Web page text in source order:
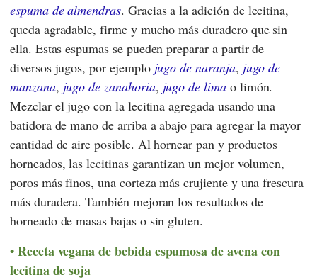
espuma de almendras. Gracias a la adición de lecitina,
queda agradable, firme y mucho más duradero que sin
ella. Estas espumas se pueden preparar a partir de
diversos jugos, por ejemplo jugo de naranja, jugo de
manzana, jugo de zanahoria, jugo de limao limón.
Mezclar el jugo con la lecitina agregada usando una
batidora de mano de arriba a abajo para agregar la mayor
cantidad de aire posible. Al hornear pan y productos
horneados, las lecitinas garantizan un mejor volumen,
poros más finos, una corteza más crujiente y una frescura
más duradera. También mejoran los resultados de
horneado de masas bajas o sin gluten.
Receta vegana de bebida espumosa de avena con
lecitina de soja